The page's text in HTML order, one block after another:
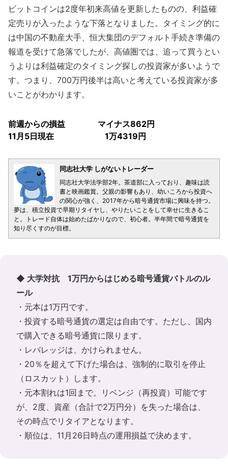
ビットコインは2度年初来高値を更新したものの、利益確
定売りが入ったような下落となりました。タイミング的に
は中国の不動産大手、恒大集団のデフォルト手続き準備の
報道を受けて急落でしたが、高値圏では、追って買うとい
うよりは利益確定のタイミング探しの投資家が多いようで
す。つまり、700万円後半は高いと考えている投資家が多
いことがわかります。
前週からの損益 マイナス862円
11月5日現在 1万4319円
同志社大学 しがないトレーダー
同志社大学法学部2年。茶道部に入っており、趣味は読
書と映画鑑賞。父親の影響もあり、幼いころから投資へ
の関心が強く、2017年から暗号通貨市場に興味を持つ。
夢は、積立投資で早期リタイヤし、やりたいことをして幸せに生きるこ
と。トレード自体は始めたばかりなので、初心者。半年間で暗号通貨を
知り尽くすのが目標。
◆ 大学対抗 1万円からはじめる暗号通貨バトルのル
ール
・元本は1万円です。
・投資する暗号通貨の選定は自由です。ただし、国内
で購入できる暗号通貨に限ります。
・レバレッジは、かけられません。
・20％を超えて下げた場合は、強制的に取引を停止
（ロスカット）します。
・元本割れは1回まで。リベンジ（再投資）可能です
が、2度、資産（合計で2万円分）を失った場合は、
その時点でリタイアとなります。
・順位は、11月26日時点の運用損益で決めます。